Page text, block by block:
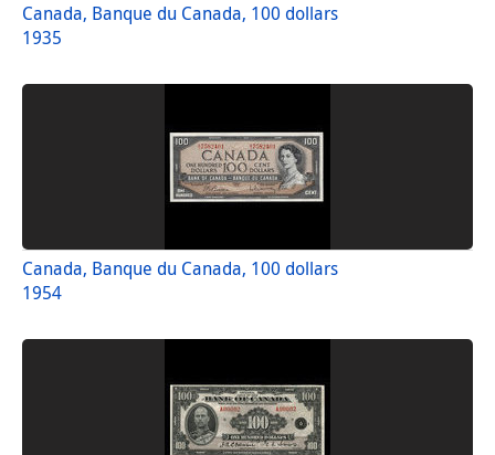
Canada, Banque du Canada, 100 dollars
1935
Canada, Banque du Canada, 100 dollars
1954